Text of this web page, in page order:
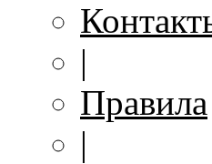
|
Правила
|